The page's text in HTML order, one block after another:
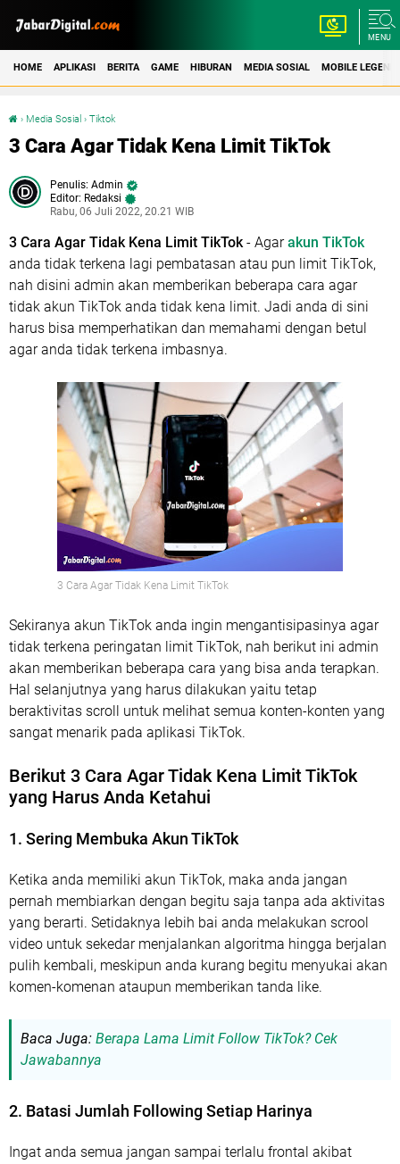
MENU
HOME APLIKASI BERITA GAME HIBURAN MEDIA SOSIAL MOBILE
› Media Sosial › Tiktok
3 Cara Agar Tidak Kena Limit TikTok
Admin
Editor: Redaksi
Rabu, 06 Juli 2022, 20.21 WIB
3 Cara Agar Tidak Kena Limit TikTok- Agarakun TikTok
anda tidak terkena lagi pembatasan atau pun limit TikTok,
nah disini admin akan memberikan beberapa cara agar
tidak akun TikTok anda tidak kena limit. Jadi anda di sini
harus bisa memperhatikan dan memahami dengan betul
agar anda tidak terkena imbasnya.
3 Cara Agar Tidak Kena Limit TikTok
Sekiranya akun TikTok anda ingin mengantisipasinya agar
tidak terkena peringatan limit TikTok, nah berikut ini admin
akan memberikan beberapa cara yang bisa anda terapkan.
Hal selanjutnya yang harus dilakukan yaitu tetap
beraktivitas scroll untuk melihat semua konten-konten yang
sangat menarik pada aplikasi TikTok.
Berikut 3 Cara Agar Tidak Kena Limit TikTok
yang Harus Anda Ketahui
1. Sering Membuka Akun TikTok
Ketika anda memiliki akun TikTok, maka anda jangan
pernah membiarkan dengan begitu saja tanpa ada aktivitas
yang berarti. Setidaknya lebih bai anda melakukan scrool
video untuk sekedar menjalankan algoritma hingga berjalan
pulih kembali, meskipun anda kurang begitu menyukai akan
komen-komenan ataupun memberikan tanda like.
Baca Juga: Berapa Lama Limit Follow TikTok? Cek
Jawabannya
2. Batasi Jumlah Following Setiap Harinya
Ingat anda semua jangan sampai terlalu frontal akibat